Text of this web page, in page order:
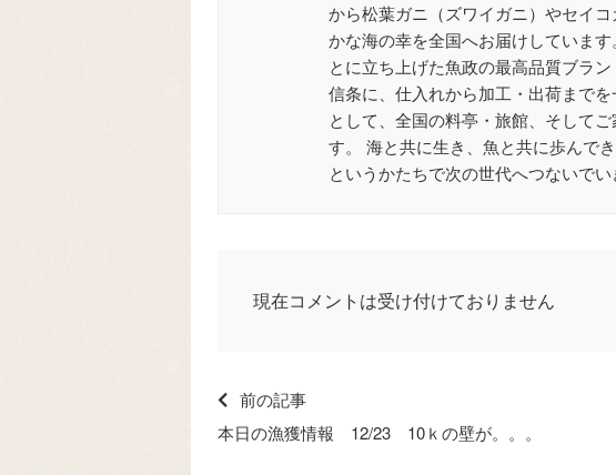
から松葉ガニ（ズワイガニ）やセイ
かな海の幸を全国へお届けしていま
とに立ち上げた魚政の最高品質ブラ
信条に、仕入れから加工・出荷まで
として、全国の料亭・旅館、そして
す。 海と共に生き、魚と共に歩んで
というかたちで次の世代へつないでい
現在コメントは受け付けておりません
前の記事
本日の漁獲情報 12/23 10ｋの壁が。。。